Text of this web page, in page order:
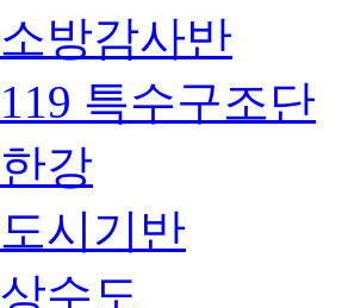
소방감사반
119 특수구조단
한강
도시기반
상수도